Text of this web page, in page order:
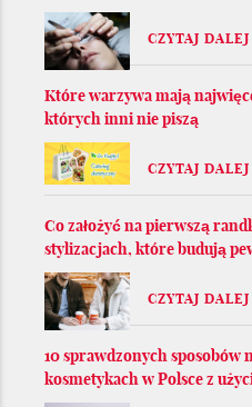
CZYTAJ DALEJ
Które warzywa mają
których inni nie piszą
CZYTAJ DALEJ
Co założyć na pierwszą
stylizacjach, które budują
CZYTAJ DALEJ
10 sprawdzonych sposobów
kosmetykach w Polsce z